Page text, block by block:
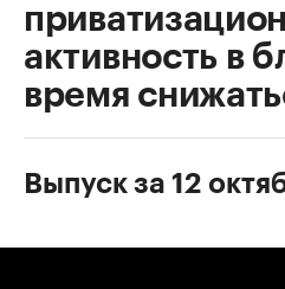
активность в
время
Выпуск за 12